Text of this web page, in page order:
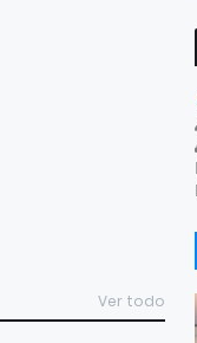
Ver todo